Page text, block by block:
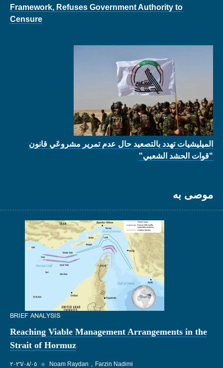
Framework, Refuses Government Authority to
Censure
الميليشيات تهدد بالتصعيد حال عدم تمرير مشروعَي قانون
"قوات الحشد الشعبي"
موصى به
BRIEF ANALYSIS
Reaching Viable Management Arrangements in the
Strait of Hormuz
٠٥‏/٠٨‏/٢٠٢٦ ◆ Noam Raydan Farzin Nadimi